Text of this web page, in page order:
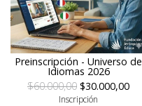
Preinscripción - Universo de
Idiomas 2026
$60.000,00 $30.000,00
Inscripción